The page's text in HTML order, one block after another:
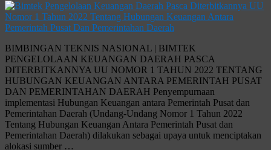
BIMBINGAN TEKNIS NASIONAL | BIMTEK
PENGELOLAAN KEUANGAN DAERAH PASCA
DITERBITKANNYA UU NOMOR 1 TAHUN 2022 TENTANG
HUBUNGAN KEUANGAN ANTARA PEMERINTAH PUSAT
DAN PEMERINTAHAN DAERAH Penyempurnaan
implementasi Hubungan Keuangan antara Pemerintah Pusat dan
Pemerintahan Daerah (Undang-Undang Nomor 1 Tahun 2022
Tentang Hubungan Keuangan Antara Pemerintah Pusat dan
Pemerintahan Daerah) dilakukan sebagai upaya untuk menciptakan
alokasi sumber …